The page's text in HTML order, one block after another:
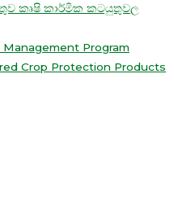
කෘෂි කාර්මික කටයුතුවල
Program
Crop Protection Products